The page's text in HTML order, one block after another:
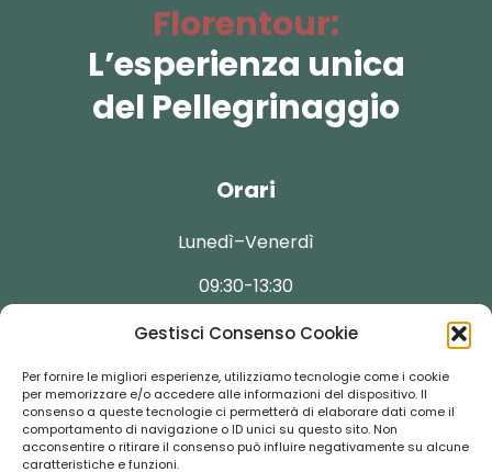
Gestisci Consenso Cookie
Per fornire le migliori esperienze, utilizziamo tecnologie come i cookie
per memorizzare e/o accedere alle informazioni del dispositivo. Il
consenso a queste tecnologie ci permetterà di elaborare dati come il
comportamento di navigazione o ID unici su questo sito. Non
acconsentire o ritirare il consenso può influire negativamente su alcune
caratteristiche e funzioni.
Florentour:
L’esperienza unica
del Pellegrinaggio
Orari
Lunedì–Venerdì
09:30-13:30
Contatti